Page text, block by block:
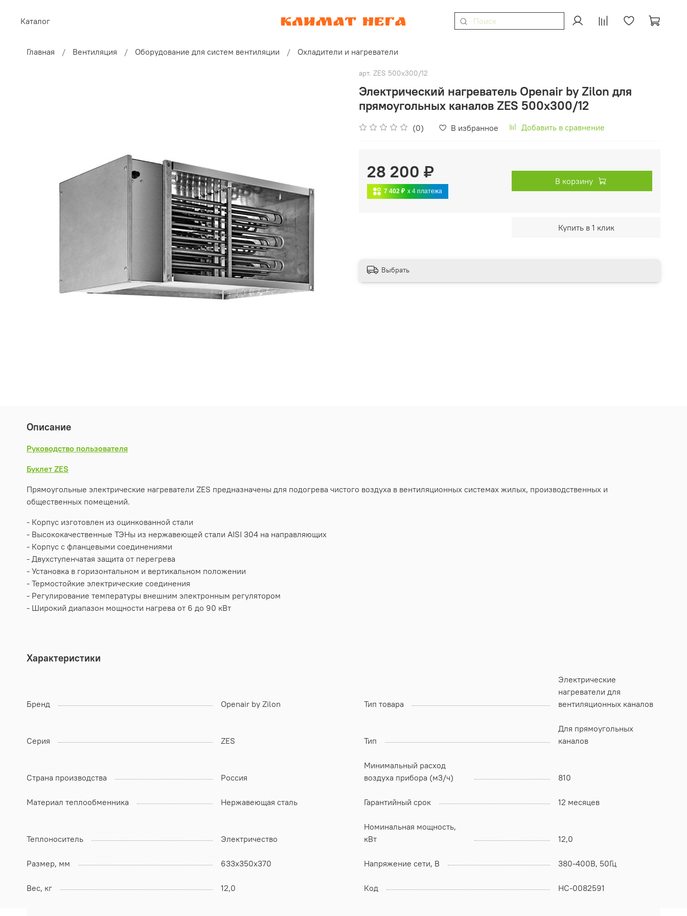
Каталог
Главная Вентиляция Оборудование для систем вентиляции Охладители и нагреватели
арт. ZES 500x300/12
Электрический нагреватель Openair by Zilon для
прямоугольных каналов ZES 500x300/12
(0) В избранное Добавить в сравнение
28 200 ₽
7 402 ₽ x 4 платежа
В корзину
Купить в 1 клик
Выбрать
Описание
Руководство пользователя
Буклет ZES
Прямоугольные электрические нагреватели ZES предназначены для подогрева чистого воздуха в вентиляционных системах жилых, производственных и
общественных помещений.
- Корпус изготовлен из оцинкованной стали
- Высококачественные ТЭНы из нержавеющей стали AISI 304 на направляющих
- Корпус с фланцевыми соединениями
- Двухступенчатая защита от перегрева
- Установка в горизонтальном и вертикальном положении
- Термостойкие электрические соединения
- Регулирование температуры внешним электронным регулятором
- Широкий диапазон мощности нагрева от 6 до 90 кВт
Характеристики
Бренд Openair by Zilon Тип товара
Электрические
нагреватели для
вентиляционных каналов
Серия ZES Тип
Для прямоугольных
каналов
Страна производства Россия
Минимальный расход
воздуха прибора (м3/ч)
810
Материал теплообменника Нержавеющая сталь Гарантийный срок 12 месяцев
Теплоноситель Электричество
Номинальная мощность,
кВт
12,0
Размер, мм 633x350x370 Напряжение сети, В 380-400В, 50Гц
Вес, кг 12,0 Код НС-0082591